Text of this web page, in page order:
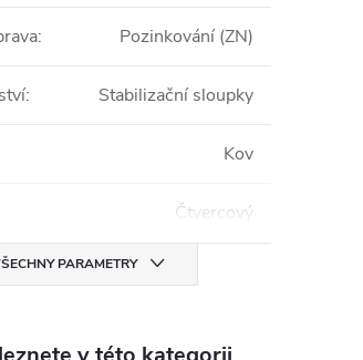
: Pozinkování (ZN)
: Stabilizační sloupky
Kov
Čtvercový
PARAMETRY